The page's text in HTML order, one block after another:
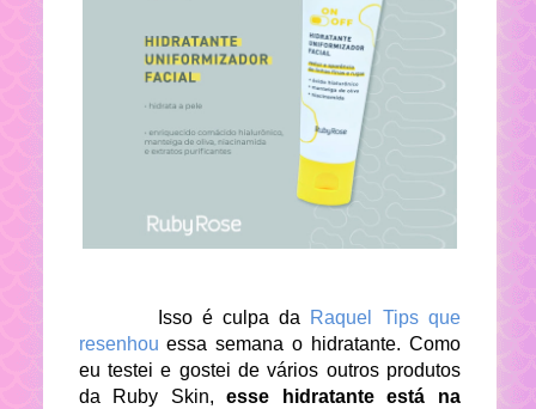
Isso é culpa da Raquel Tips que
resenhou essa semana o hidratante. Como
eu testei e gostei de vários outros produtos
da Ruby Skin, esse hidratante está na